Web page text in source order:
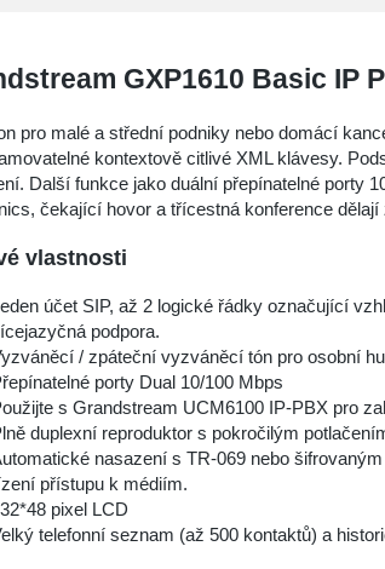
GXP1610 Basic IP
pro malé a střední podniky nebo domácí
kontextově citlivé XML klávesy.
Další funkce jako duální přepínatelné porty
čekající hovor a třícestná konference
vlastnosti
účet SIP, až 2 logické řádky označující
podpora.
/ zpáteční vyzváněcí tón pro osobní
porty Dual 10/100 Mbps
s Grandstream UCM6100 IP-PBX pro
duplexní reproduktor s pokročilým
nasazení s TR-069 nebo
přístupu k médiím.
pixel LCD
telefonní seznam (až 500 kontaktů) a